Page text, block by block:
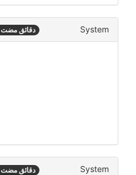
17 دقائق مضت System
17 دقائق مضت System